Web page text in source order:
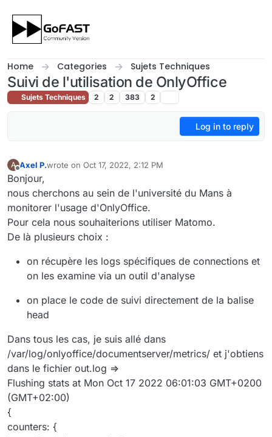
Home Categories Sujets Techniques
Suivi de l'utilisation de OnlyOffice
Sujets Techniques 2 2 383 2
Log in to reply
A
Offline
Axel P.wrote on Oct 17, 2022, 2:12 PM
last edited by
Bonjour,
nous cherchons au sein de l'université du Mans à
monitorer l'usage d'OnlyOffice.
Pour cela nous souhaiterions utiliser Matomo.
De là plusieurs choix :
on récupère les logs spécifiques de connections et
on les examine via un outil d'analyse
on place le code de suivi directement de la balise
head
Dans tous les cas, je suis allé dans
/var/log/onlyoffice/documentserver/metrics/ et j'obtiens
dans le fichier out.log =>
Flushing stats at Mon Oct 17 2022 06:01:03 GMT+0200
(GMT+02:00)
{
counters: {